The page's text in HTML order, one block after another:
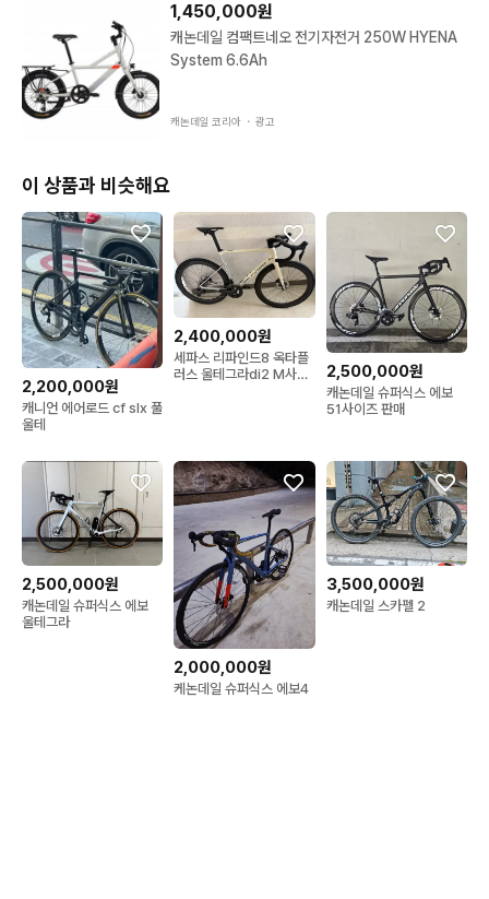
1,450,000원
캐논데일 컴팩트네오 전기자전거 250W HYENA
System 6.6Ah
캐논데일 코리아 ・ 광고
이 상품과 비슷해요
2,200,000원
캐니언 에어로드 cf slx 풀
울테
2,400,000원
세파스 리파인드8 옥타플
러스 울테그라di2 M사이
2,500,000원
캐논데일 슈퍼식스 에보
51사이즈 판매
2,500,000원
캐논데일 슈퍼식스 에보
울테그라
2,000,000원
케논데일 슈퍼식스 에보4
3,500,000원
캐논데일 스카펠 2